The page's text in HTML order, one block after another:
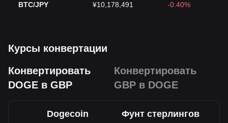
BTC/JPY ¥10,178,491 -0.40%
Курсы конвертации
Конвертировать
DOGE в GBP
Конвертировать
GBP в DOGE
Dogecoin Фунт стерлингов